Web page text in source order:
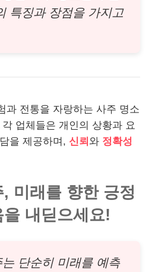
특징과 장점을 가지고
과 전통을 자랑하는 사주 명소
업체들은 개인의 상황과 요
을 제공하며, 신뢰 와 정확성
미래를 향한 긍정
내딛으세요!
는 단순히 미래를 예측